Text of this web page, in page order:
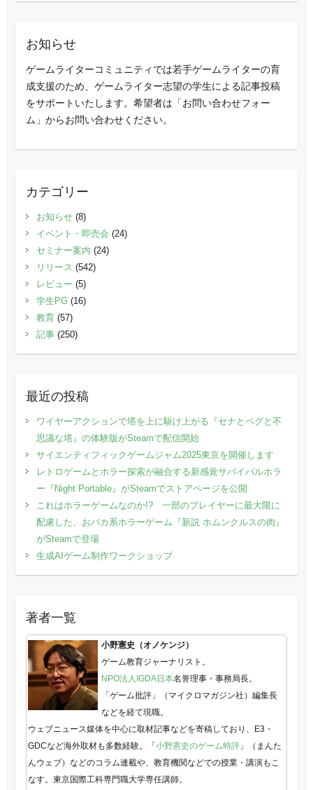
お知らせ
ゲームライターコミュニティでは若手ゲームライターの育
成支援のため、ゲームライター志望の学生による記事投稿
をサポートいたします。希望者は「お問い合わせフォー
ム」からお問い合わせください。
カテゴリー
お知らせ(8)
イベント・即売会 (24)
セミナー案内 (24)
リリース (542)
レビュー (5)
学生PG(16)
教育(57)
記事(250)
最近の投稿
ワイヤーアクションで塔を上に駆け上がる『セナとペグと不
思議な塔』の体験版がSteamで配信開始
サイエンティフィックゲームジャム2025東京を開催します
レトロゲームとホラー探索が融合する新感覚サバイバルホラ
ー『Night Portable』がSteamでストアページを公開
これはホラーゲームなのか!? 一部のプレイヤーに最大限に
配慮した、おバカ系ホラーゲーム『新説 ホムンクルスの肉』
がSteamで登場
生成AIゲーム制作ワークショップ
著者一覧
小野憲史（オノケンジ）
ゲーム教育ジャーナリスト。
NPO法人IGDA日本名誉理事・事務局長。
「ゲーム批評」（マイクロマガジン社）編集長
などを経て現職。
ウェブニュース媒体を中心に取材記事などを寄稿しており、E3・
GDCなど海外取材も多数経験。「小野憲史のゲーム時評」（まんた
んウェブ）などのコラム連載や、教育機関などでの授業・講演もこ
なす。東京国際工科専門職大学専任講師。